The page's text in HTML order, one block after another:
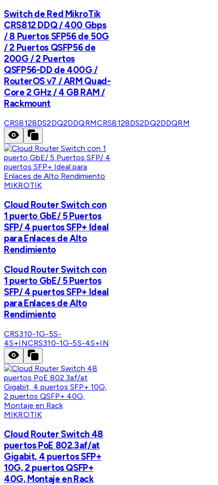
Switch de Red MikroTik
CRS812 DDQ / 400 Gbps
/ 8 Puertos SFP56 de 50G
/ 2 Puertos QSFP56 de
200G / 2 Puertos
QSFP56-DD de 400G /
RouterOS v7 / ARM Quad-
Core 2 GHz / 4 GB RAM /
Rackmount
CRS8128DS2DQ2DDQRMCRS8128DS2DQ2DDQRM
MIKROTIK
Cloud Router Switch con
1 puerto GbE/ 5 Puertos
SFP/ 4 puertos SFP+ Ideal
para Enlaces de Alto
Rendimiento
Cloud Router Switch con
1 puerto GbE/ 5 Puertos
SFP/ 4 puertos SFP+ Ideal
para Enlaces de Alto
Rendimiento
CRS310-1G-5S-
4S+INCRS310-1G-5S-4S+IN
MIKROTIK
Cloud Router Switch 48
puertos PoE 802.3af/at
Gigabit, 4 puertos SFP+
10G, 2 puertos QSFP+
40G, Montaje en Rack